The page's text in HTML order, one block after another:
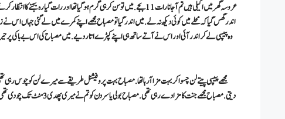
عروسہ گھر میں اکیلی ہیں تم آجانا رات 11 بجے. میں تو سن کر ہی گرم ہو گیا تھا اور
اندر گھس گیا کہ محلے میں کوئی دیکھ نہ لے. میں اندر گیا تو مصباح مجھے اپنے کمرے میں لے گئی جہاں اس
وہ پیپسی لے کر اندر آئی اور اس نے آتے ساتھ ہی اپنے کپڑے اتار دیے. میں مصباح کی اس بے باکی پر
مجھے پیپسی پیتے لن چسوا کر بہت مزا آرہا تھا. مصباح بہت پروفیشنل طریقے سے میرے لن کو چوس رہی تھی
دیتی. مصباح مجھے جنت کا مزا دے